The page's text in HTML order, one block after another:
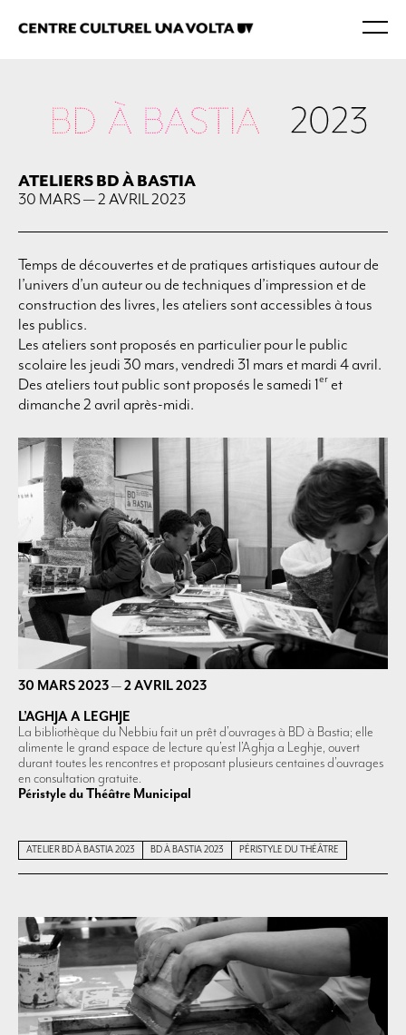
ATELIERS BD À BASTIA
30 MARS — 2 AVRIL 2023
Temps de découvertes et de pratiques artistiques autour de
l’univers d’un auteur ou de techniques d’impression et de
construction des livres, les ateliers sont accessibles à tous
les publics.
Les ateliers sont proposés en particulier pour le public
scolaire les jeudi 30 mars, vendredi 31 mars et mardi 4 avril.
Des ateliers tout public sont proposés le samedi 1er et
dimanche 2 avril après-midi.
30 MARS 2023—2 AVRIL 2023
L’AGHJA A LEGHJE
La bibliothèque du Nebbiu fait un prêt d’ouvrages à BD à Bastia; elle
alimente le grand espace de lecture qu’est l’Aghja a Leghje, ouvert
durant toutes les rencontres et proposant plusieurs centaines d’ouvrages
en consultation gratuite.
Péristyle du Théâtre Municipal
ATELIER BD À BASTIA 2023 BD À BASTIA 2023 PÉRISTYLE DU THÉÂTRE